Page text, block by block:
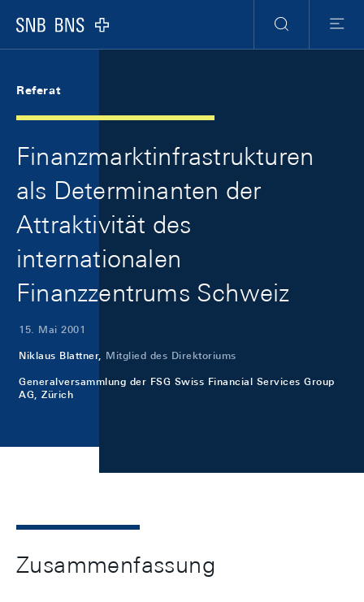
Logo
Suche
Menu
Referat
Finanzmarktinfrastrukturen
als Determinanten der
Attraktivität des
internationalen
Finanzzentrums Schweiz
15. Mai 2001
Niklaus Blattner, Mitglied des Direktoriums
Generalversammlung der FSG Swiss Financial Services Group
AG, Zürich
Zusammenfassung